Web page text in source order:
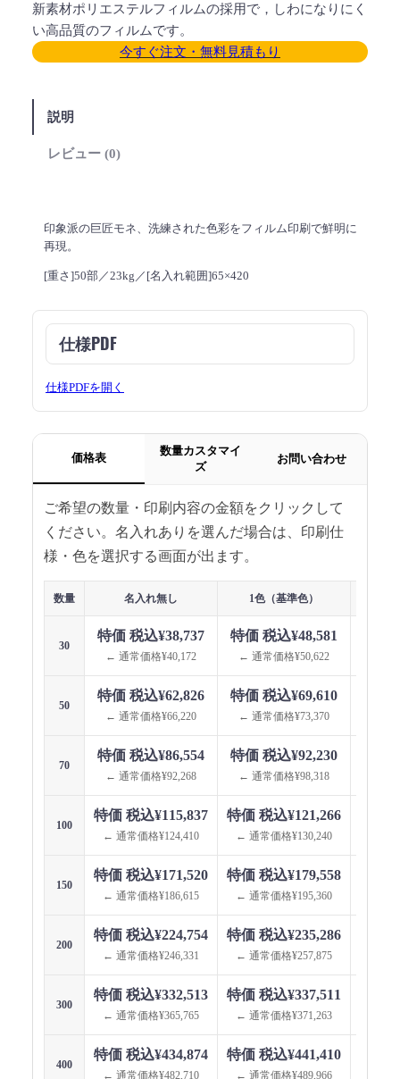
新素材ポリエステルフィルムの採用で，しわになりにく
い高品質のフィルムです。
今すぐ注文・無料見積もり
説明
レビュー (0)
印象派の巨匠モネ、洗練された色彩をフィルム印刷で鮮明に
再現。
[重さ]50部／23kg／[名入れ範囲]65×420
仕様PDF
仕様PDFを開く
価格表
数量カスタマイ
ズ
お問い合わせ
ご希望の数量・印刷内容の金額をクリックして
ください。名入れありを選んだ場合は、印刷仕
様・色を選択する画面が出ます。
数量 名入れ無し 1色（基準色）
30
特価 税込¥38,737
← 通常価格¥40,172
特価 税込¥48,581
← 通常価格¥50,622
50
特価 税込¥62,826
← 通常価格¥66,220
特価 税込¥69,610
← 通常価格¥73,370
70
特価 税込¥86,554
← 通常価格¥92,268
特価 税込¥92,230
← 通常価格¥98,318
100
特価 税込¥115,837
← 通常価格¥124,410
特価 税込¥121,266
← 通常価格¥130,240
150
特価 税込¥171,520
← 通常価格¥186,615
特価 税込¥179,558
← 通常価格¥195,360
200
特価 税込¥224,754
← 通常価格¥246,331
特価 税込¥235,286
← 通常価格¥257,875
300
特価 税込¥332,513
← 通常価格¥365,765
特価 税込¥337,511
← 通常価格¥371,263
400
特価 税込¥434,874
← 通常価格¥482,710
特価 税込¥441,410
← 通常価格¥489,966